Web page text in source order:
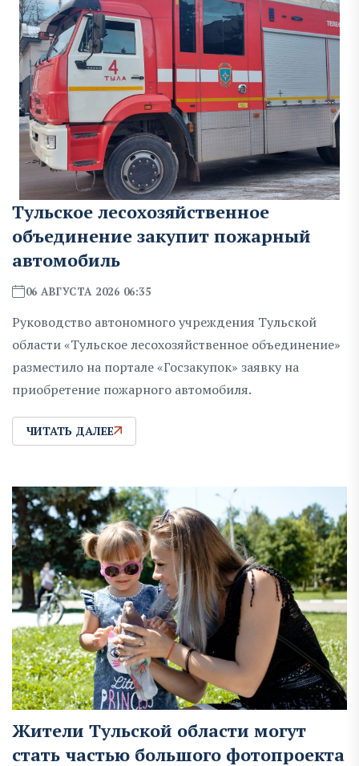
Тульское лесохозяйственное
объединение закупит пожарный
автомобиль
06 АВГУСТА 2026 06:35
Руководство автономного учреждения Тульской
области «Тульское лесохозяйственное объединение»
разместило на портале «Госзакупок» заявку на
приобретение пожарного автомобиля.
ЧИТАТЬ ДАЛЕЕ
Жители Тульской области могут
стать частью большого фотопроекта